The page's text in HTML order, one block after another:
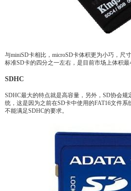
与miniSD卡相比，microSD卡体积更为小巧，尺
标准SD卡的四分之一左右，是目前市场上体积最
SDHC
SDHC最大的特点就是高容量，另外，SD协会规
统，这是因为之前在SD卡中使用的FAT16文件
不能满足SDHC的要求。